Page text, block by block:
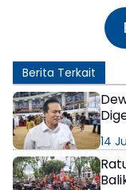
Berita Terkait
14